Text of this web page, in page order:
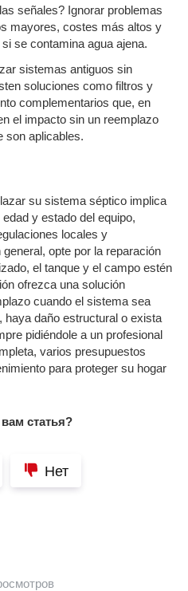
señales? Ignorar problemas
mayores, costes más altos y
se contamina agua ajena.
sistemas antiguos sin
soluciones como filtros y
complementarios que, en
el impacto sin un reemplazo
son aplicables.
su sistema séptico implica
y estado del equipo,
locales y
opte por la reparación
el tanque y el campo estén
ofrezca una solución
cuando el sistema sea
daño estructural o exista
pidiéndole a un profesional
varios presupuestos
para proteger su hogar
статья?
Нет